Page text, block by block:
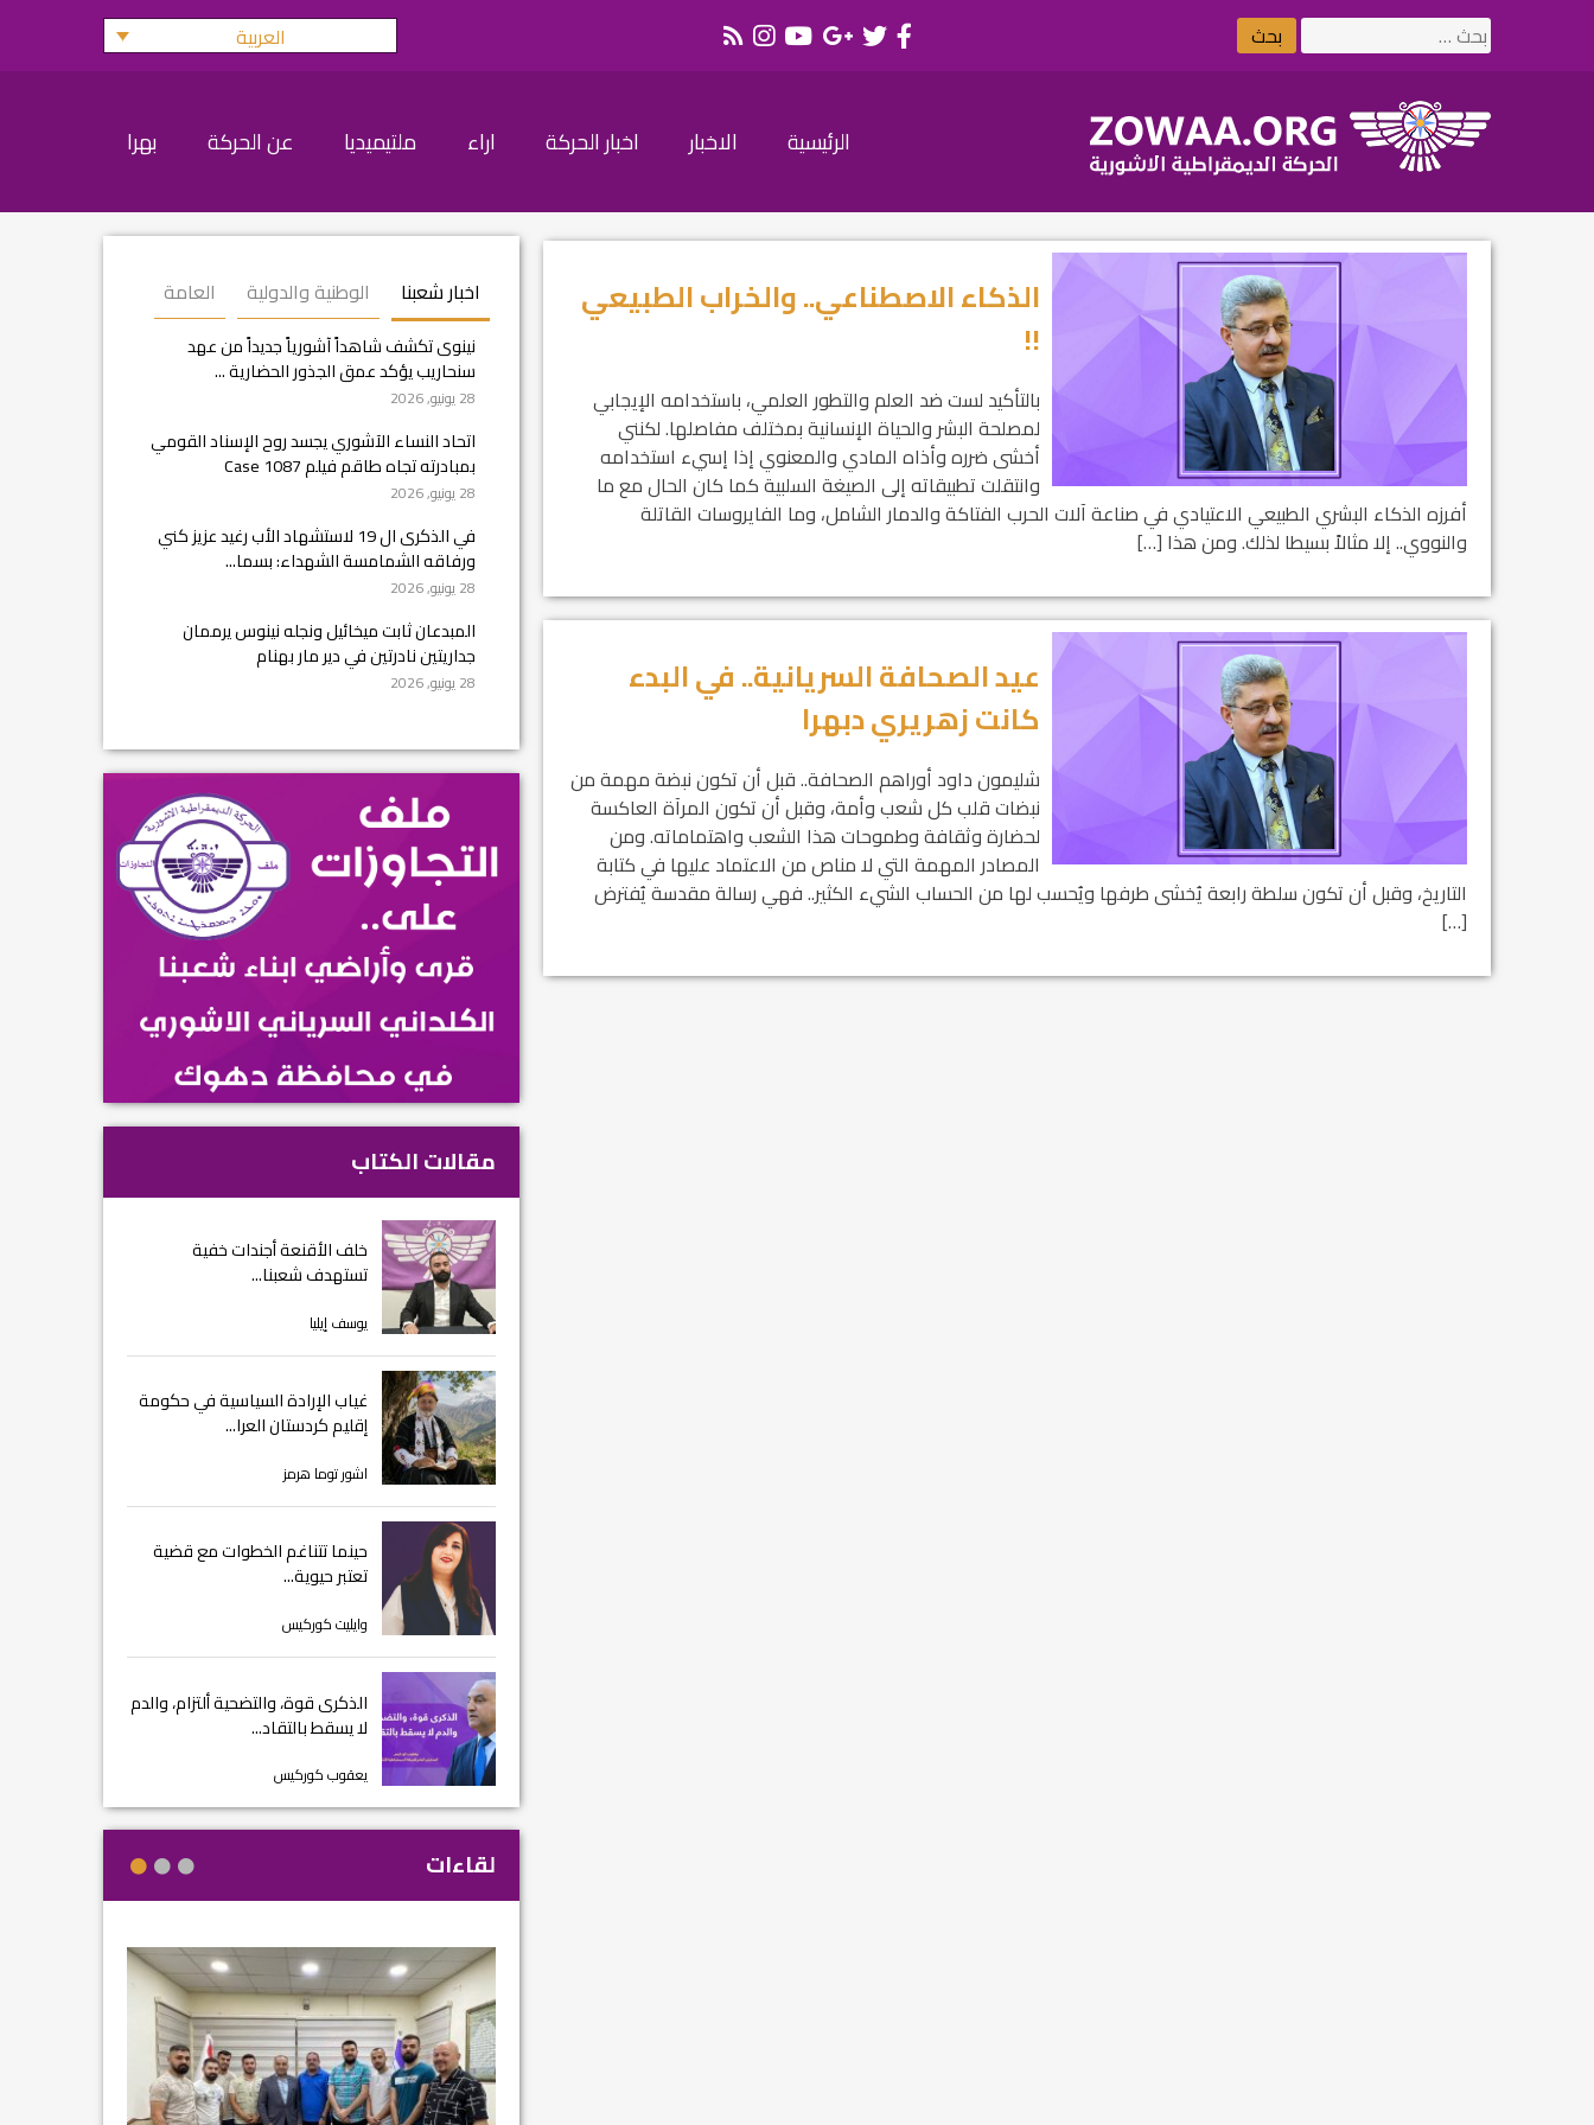
البحث
عن:
العربية
الرئيسية الاخبار اخبار الحركة اراء ملتيميديا عن الحركة بهرا
الذكاء الاصطناعي.. والخراب الطبيعي
!!
بالتأكيد لست ضد العلم والتطور العلمي، باستخدامه الإيجابي
لمصلحة البشر والحياة الإنسانية بمختلف مفاصلها. لكنني
أخشى ضرره وأذاه المادي والمعنوي إذا إسيء استخدامه
وانتقلت تطبيقاته إلى الصيغة السلبية كما كان الحال مع ما
أفرزه الذكاء البشري الطبيعي الاعتيادي في صناعة آلات الحرب الفتاكة والدمار الشامل، وما الفايروسات القاتلة
والنووي.. إلا مثالاً بسيطا لذلك. ومن هذا […]
عيد الصحافة السريانية.. في البدء
كانت زهريري دبهرا
شليمون داود أوراهم الصحافة.. قبل أن تكون نبضة مهمة من
نبضات قلب كل شعب وأمة، وقبل أن تكون المرآة العاكسة
لحضارة وثقافة وطموحات هذا الشعب واهتماماته. ومن
المصادر المهمة التي لا مناص من الاعتماد عليها في كتابة
التاريخ، وقبل أن تكون سلطة رابعة يُخشى طرفها ويُحسب لها من الحساب الشيء الكثير.. فهي رسالة مقدسة يُفترض
[…]
اخبار شعبنا الوطنية والدولية العامة
نينوى تكشف شاهداً آشورياً جديداً من عهد
سنحاريب يؤكد عمق الجذور الحضارية ...
28 يونيو, 2026
اتحاد النساء الآشوري يجسد روح الإسناد القومي
بمبادرته تجاه طاقم فيلم Case 1087
28 يونيو, 2026
في الذكرى ال 19 لاستشهاد الأب رغيد عزيز كني
ورفاقه الشمامسة الشهداء: بسما...
28 يونيو, 2026
المبدعان ثابت ميخائيل ونجله نينوس يرممان
جداريتين نادرتين في دير مار بهنام
28 يونيو, 2026
مقالات الكتاب
خلف الأقنعة أجندات خفية
تستهدف شعبنا...
يوسف إيليا
غياب الإرادة السياسية في حكومة
إقليم كردستان العرا...
اشور توما هرمز
حينما تتناغم الخطوات مع قضية
تعتبر حيوية...
وايليت كوركيس
الذكرى قوة، والتضحية ألتزام، والدم
لا يسقط بالتقاد...
يعقوب كوركيس
لقاءات